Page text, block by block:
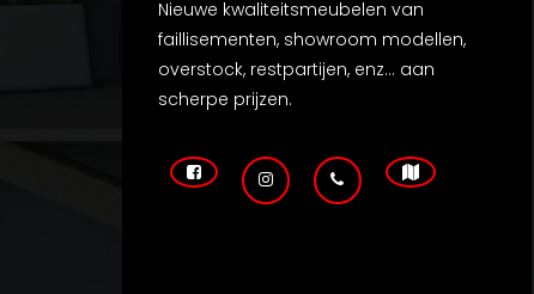
Nieuwe kwaliteitsmeubelen van
faillisementen, showroom modellen,
overstock, restpartijen, enz... aan
scherpe prijzen.